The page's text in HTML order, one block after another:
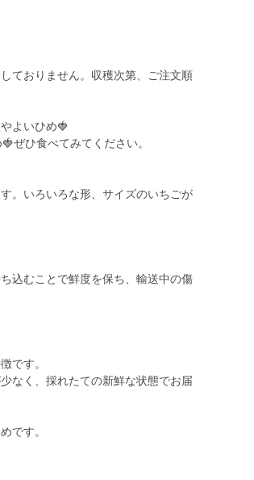
ておりません。収穫次第、ご注文順
よいひめ🍓
ぜひ食べてみてください。
。いろいろな形、サイズのいちごが
込むことで鮮度を保ち、輸送中の傷
です。
なく、採れたての新鮮な状態でお届
です。